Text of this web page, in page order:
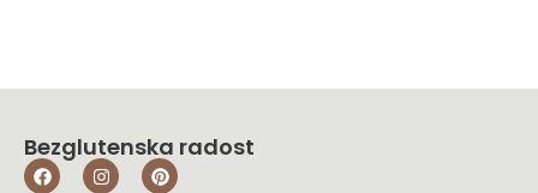
Bezglutenska radost